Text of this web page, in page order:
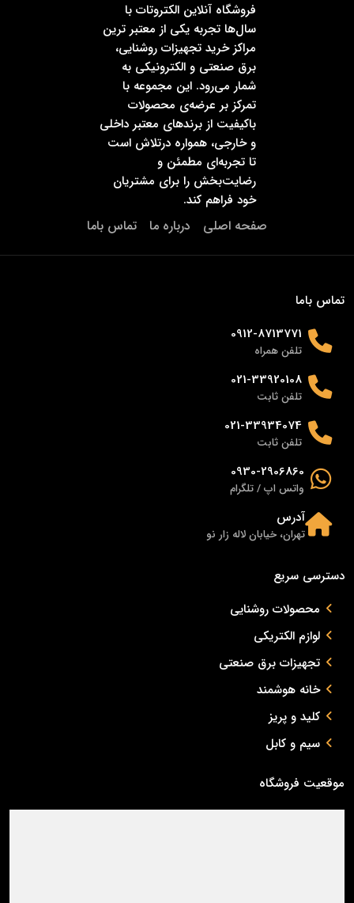
فروشگاه آنلاین الکتروتات با
سال‌ها تجربه یکی از معتبر ترین
مراکز خرید تجهیزات روشنایی،
برق صنعتی و الکترونیکی به
شمار می‌رود. این مجموعه با
تمرکز بر عرضه‌ی محصولات
باکیفیت از برندهای معتبر داخلی
و خارجی، همواره درتلاش است
تا تجربه‌ای مطمئن و
رضایت‌بخش را برای مشتریان
خود فراهم کند.
صفحه اصلی درباره ما تماس باما
تماس باما
0912-8713771
تلفن همراه
021-33920108
تلفن ثابت
021-33934074
تلفن ثابت
0930-2906860
واتس اپ / تلگرام
آدرس
تهران، خیابان لاله زار نو
دسترسی سریع
محصولات روشنایی
لوازم الکتریکی
تجهیزات برق صنعتی
خانه هوشمند
کلید و پریز
سیم و کابل
موقعیت فروشگاه